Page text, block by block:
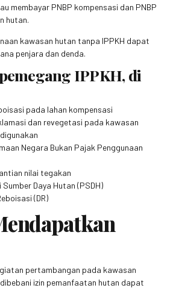
membayar PNBP kompensasi dan PNBP
hutan.
kawasan hutan tanpa IPPKH dapat
penjara dan denda.
IPPKH, di
pada lahan kompensasi
dan revegetasi pada kawasan
Negara Bukan Pajak Penggunaan
nilai tegakan
Daya Hutan (PSDH)
(DR)
pertambangan pada kawasan
izin pemanfaatan hutan dapat